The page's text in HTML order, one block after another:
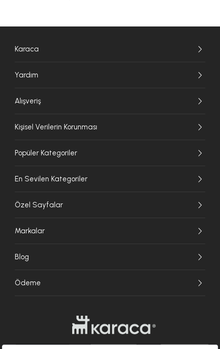
Karaca
Yardım
Alışveriş
Kişisel Verilerin Korunması
Popüler Kategoriler
En Sevilen Kategoriler
Özel Sayfalar
Markalar
Blog
Ödeme